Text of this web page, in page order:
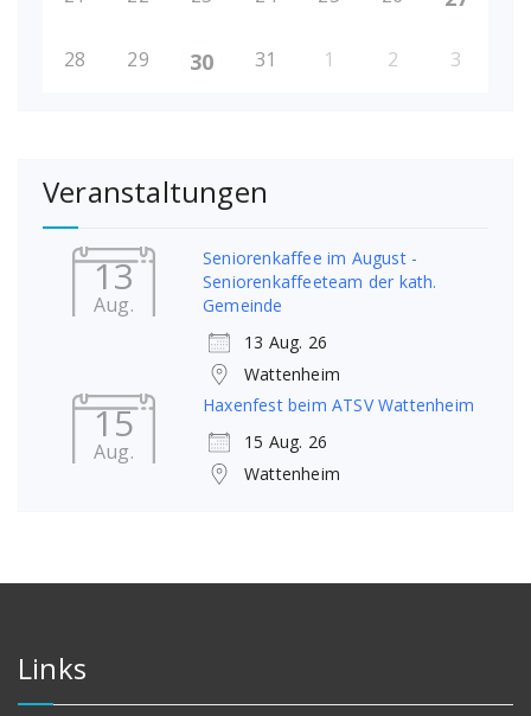
28 29 30 31 1 2 3
Veranstaltungen
13
Aug.
Seniorenkaffee im August -
Seniorenkaffeeteam der kath.
Gemeinde
13 Aug. 26
Wattenheim
15
Aug.
Haxenfest beim ATSV Wattenheim
15 Aug. 26
Wattenheim
Links